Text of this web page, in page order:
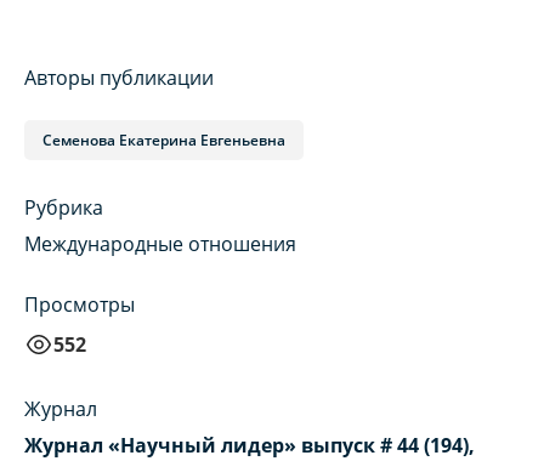
Авторы публикации
Семенова Екатерина Евгеньевна
Рубрика
Международные отношения
Просмотры
552
Журнал
Журнал «Научный лидер» выпуск # 44 (194),